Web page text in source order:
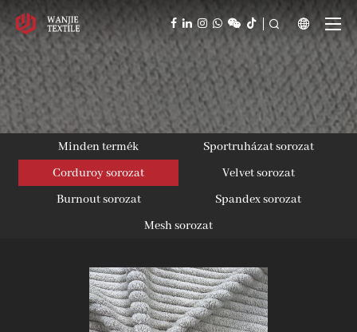
  
Minden termék
Sportruházat sorozat
Corduroy sorozat
Velvet sorozat
Burnout sorozat
Spandex sorozat
Mesh sorozat